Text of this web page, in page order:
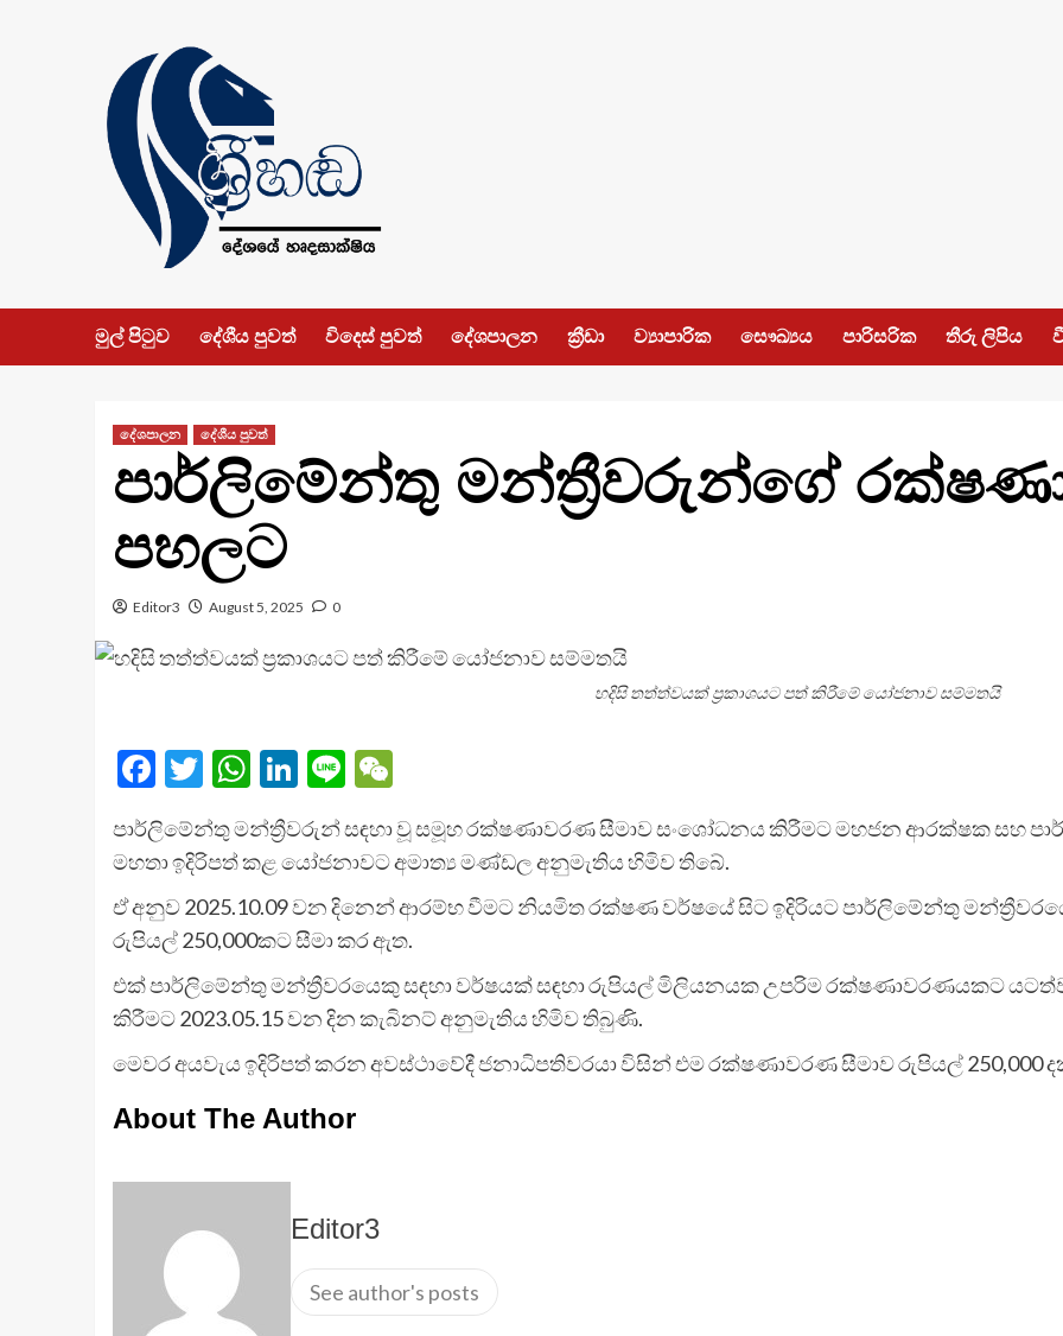
මුල් පිටුව දේශීය පුවත් විදෙස් පුවත් දේශපාලන ක්‍රීඩා ව්‍යාපාරික සෞඛ්‍යය පාරිසරික තීරු ලිපිය
දේශපාලන දේශීය පුවත්
පාර්ලිමේන්තු මන්ත්‍රීවරුන්ගේ
පහලට
Editor3 August 5, 2025 0
හදිසි තත්ත්වයක් ප්‍රකාශයට පත් කිරීමේ යෝජනාව සම්මතයි
Facebook
Twitter
WhatsApp
LinkedIn
LineWeChat
පාර්ලිමේන්තු මන්ත්‍රීවරුන් සඳහා වූ සමූහ රක්ෂණාවරණ සීමාව සංශෝධනය කිරීමට මහජන ආරක්ෂක සහ
මහතා ඉදිරිපත් කළ යෝජනාවට අමාත්‍ය මණ්ඩල අනුමැතිය හිමිව තිබේ.
ඒ අනුව 2025.10.09 වන දිනෙන් ආරම්භ වීමට නියමිත රක්ෂණ වර්ෂයේ සිට ඉදිරියට පාර්ලිමේන්තු
රුපියල් 250,000කට සීමා කර ඇත.
එක් පාර්ලිමේන්තු මන්ත්‍රීවරයෙකු සඳහා වර්ෂයක් සඳහා රුපියල් මිලියනයක උපරිම රක්ෂණාවරණයකට
කිරීමට 2023.05.15 වන දින කැබිනට් අනුමැතිය හිමිව තිබුණි.
මෙවර අයවැය ඉදිරිපත් කරන අවස්ථාවේදී ජනාධිපතිවරයා විසින් එම රක්ෂණාවරණ සීමාව රුපියල් 250,000
About The Author
Editor3
See author's posts